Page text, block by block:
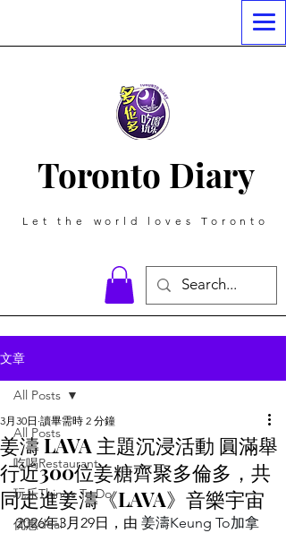
Toronto Diary
Let the world loves Toronto
文章
All Posts
吃喝Restaurant
玩乐Things To Do
优惠deal
All Posts
姜濤 LAVA 主題沉浸活動 圓滿舉
行近300位姜糖齊聚多倫多，共
同走進姜濤《LAVA》音樂宇宙
3月30日 讀畢需時 2 分鐘
2026年3月29日，由 姜濤Keung To加拿